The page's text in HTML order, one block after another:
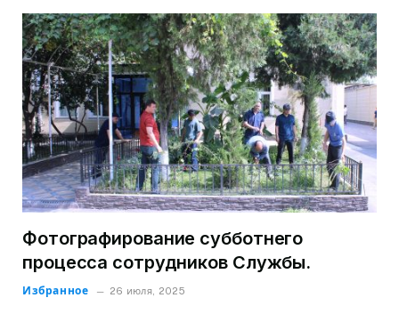
Фотографирование субботнего
процесса сотрудников Службы.
Избранное 26 июля, 2025